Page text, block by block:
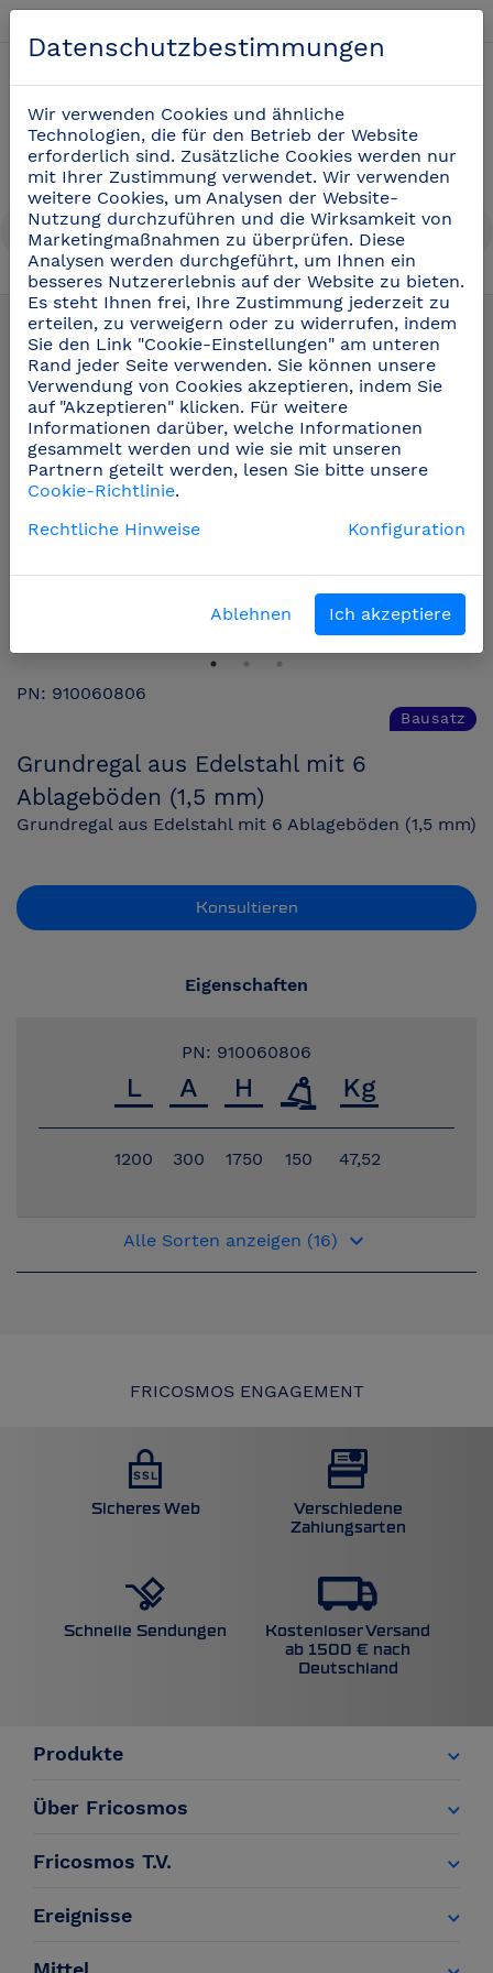
Regale aus Edelstahl (15)
PN: 910060806
Bausatz
Grundregal aus Edelstahl mit 6
Ablageböden (1,5 mm)
Grundregal aus Edelstahl mit 6 Ablageböden (1,5 mm)
Konsultieren
Eigenschaften
PN: 910060806
1200 300 1750 150 47,52
Alle Sorten anzeigen (16) keyboard_arrow_down
FRICOSMOS ENGAGEMENT
Sicheres Web
Verschiedene
Zahlungsarten
Schnelle Sendungen
Kostenloser Versand
ab 1500 € nach
Deutschland
Produkte
Über Fricosmos
Fricosmos T.V.
Ereignisse
Datenschutzbestimmungen
Wir verwenden Cookies und ähnliche
Technologien, die für den Betrieb der Website
erforderlich sind. Zusätzliche Cookies werden nur
mit Ihrer Zustimmung verwendet. Wir verwenden
weitere Cookies, um Analysen der Website-
Nutzung durchzuführen und die Wirksamkeit von
Marketingmaßnahmen zu überprüfen. Diese
Analysen werden durchgeführt, um Ihnen ein
besseres Nutzererlebnis auf der Website zu bieten.
Es steht Ihnen frei, Ihre Zustimmung jederzeit zu
erteilen, zu verweigern oder zu widerrufen, indem
Sie den Link "Cookie-Einstellungen" am unteren
Rand jeder Seite verwenden. Sie können unsere
Verwendung von Cookies akzeptieren, indem Sie
auf "Akzeptieren" klicken. Für weitere
Informationen darüber, welche Informationen
gesammelt werden und wie sie mit unseren
Partnern geteilt werden, lesen Sie bitte unsere
Cookie-Richtlinie.
Rechtliche Hinweise
Konfiguration
Ablehnen Ich akzeptiere